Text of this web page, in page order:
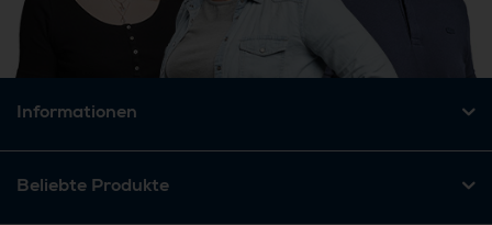
Informationen
Beliebte Produkte